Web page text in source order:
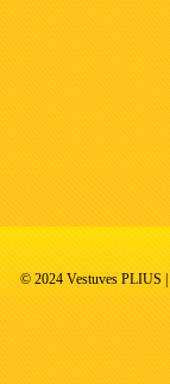
© 2024 Vestuves PLIUS